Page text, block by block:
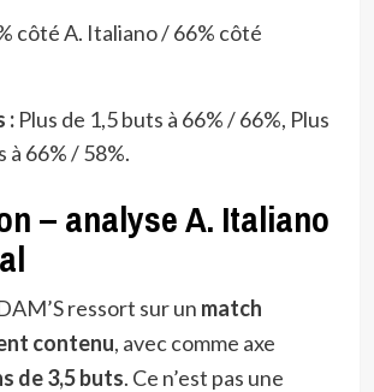
côté A. Italiano / 66% côté
:Plus de 1,5 buts à 66% / 66%, Plus
à 66% / 58%.
– analyse A. Italiano
ressort sur un match
contenu, avec comme axe
de 3,5 buts. Ce n’est pas une